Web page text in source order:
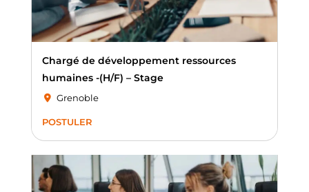
Chargé de développement ressources
humaines -(H/F) – Stage
POSTULER
Grenoble